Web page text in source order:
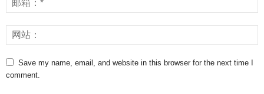
Save my name, email, and website in this browser for the next time I
comment.